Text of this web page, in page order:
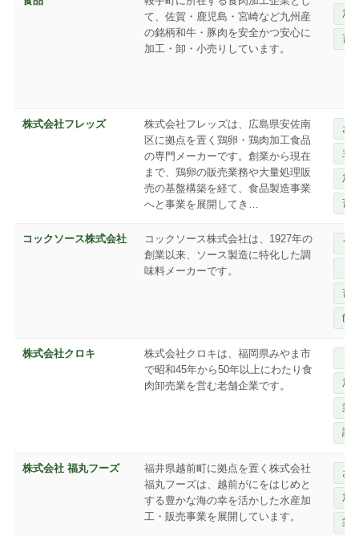
て、佐賀・鹿児島・宮崎など九州産
の銘柄和牛・豚肉を安全かつ安心に
加工・卸・小売りしています。
加
畜
株式会社フレッズ
株式会社フレッズは、広島県安佐南
区に拠点を置く鶏卵・鶏肉加工食品
の専門メーカーです。創業から現在
まで、鶏卵の販売業務や大量処理販
売の基盤構築を経て、食品製造事業
へと事業を展開してき…
お
主
加
畜
コックソース株式会社
コックソース株式会社は、1927年の
創業以来、ソース製造に特化した調
味料メーカーです。
ソ
畜
飲
株式会社クロキ
株式会社クロキは、福岡県みやま市
で昭和45年から50年以上にわたり食
肉卸売業を営む老舗企業です。
加
業
調
株式会社 福丸フーズ
福井県越前町に拠点を置く株式会社
福丸フーズは、越前がにをはじめと
する豊かな海の幸を活かした水産加
工・販売事業を展開しています。
お
加
業